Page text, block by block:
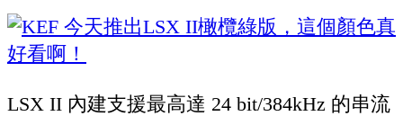
LSX II 內建支援最高達 24 bit/384kHz 的串流